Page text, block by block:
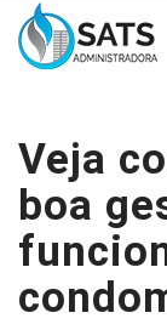
Veja
boa